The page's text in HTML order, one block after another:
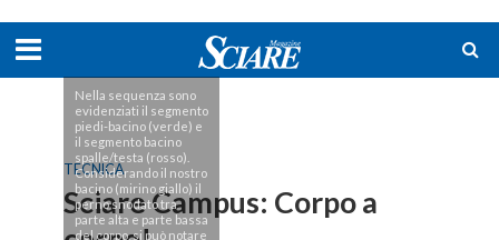
TECNICA
Sciare Campus: Corpo a
Nella sequenza sono
evidenziati il segmento
piedi-bacino (verde) e
il segmento bacino
spalle/testa (rosso).
Considerando il nostro
bacino (mirino giallo) il
perno snodato tra
parte alta e parte bassa
del corpo, si può notare